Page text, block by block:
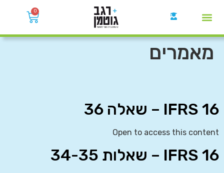
0
מאמרים
IFRS 16 – שאלה 36
Open to access this content
IFRS 16 – שאלות 34-35